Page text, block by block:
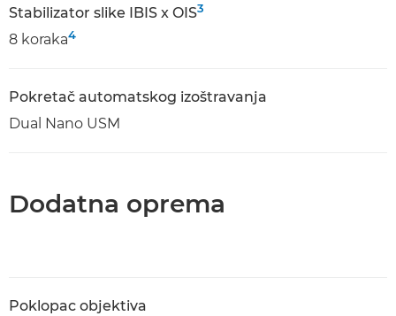
Stabilizator slike IBIS x OIS3
8 koraka4
Pokretač automatskog izoštravanja
Dual Nano USM
Dodatna oprema
Poklopac objektiva